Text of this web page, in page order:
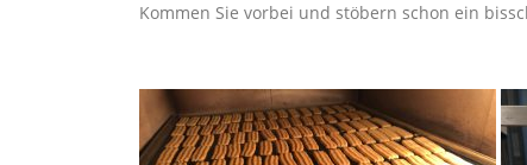
Kommen Sie vorbei und stöbern schon ein